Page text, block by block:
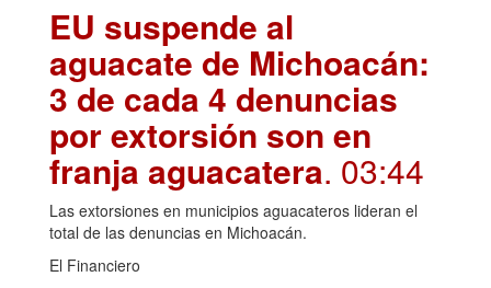
EU suspende al
aguacate de Michoacán:
3 de cada 4 denuncias
por extorsión son en
franja aguacatera. 03:44
Las extorsiones en municipios aguacateros lideran el
total de las denuncias en Michoacán.
El Financiero